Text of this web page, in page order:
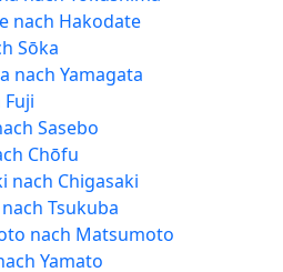
nach Hakodate
Sōka
nach Yamagata
Sasebo
Chōfu
nach Chigasaki
Tsukuba
nach Matsumoto
Yamato